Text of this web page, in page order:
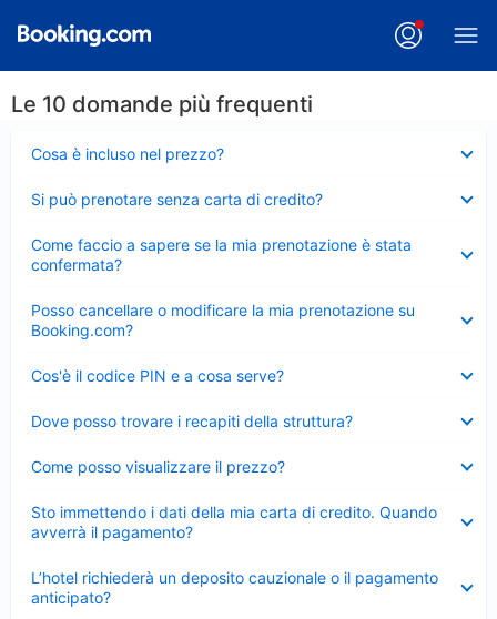
Le 10 domande più frequenti
Cosa è incluso nel prezzo?
chiuso
Si può prenotare senza carta di credito?
chiuso
Come faccio a sapere se la mia prenotazione è stata
confermata?
chiuso
Posso cancellare o modificare la mia prenotazione su
Booking.com?
chiuso
Cos'è il codice PIN e a cosa serve?
chiuso
Dove posso trovare i recapiti della struttura?
chiuso
Come posso visualizzare il prezzo?
chiuso
Sto immettendo i dati della mia carta di credito. Quando
avverrà il pagamento?
chiuso
L’hotel richiederà un deposito cauzionale o il pagamento
anticipato?
chiuso